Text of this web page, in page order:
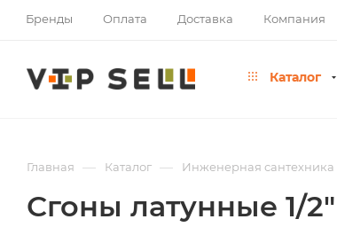
Бренды Оплата Доставка Компания
Каталог
Главная — Каталог — Инженерная сантехника
Сгоны латунные 1/2"